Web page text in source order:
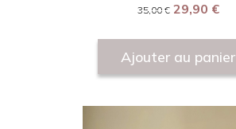
35,00 € 29,90 €
Ajouter au panier